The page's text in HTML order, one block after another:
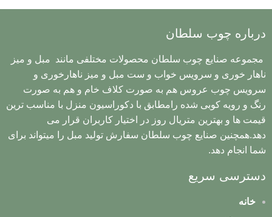
درباره چوب سلطان
مجموعه صنایع چوب سلطان محصولات مختلفی مانند مبل و میز
ناهار خوری و سرویس خواب و ست مبل و میز ناهارخوری و
سرویس چوب عروس هم به صورت کلاف خام و هم به صورت
رنگ و رویه کوبی شده رامطابق با دکوراسیون منزل با مناسب ترین
قیمت ها و بهترین متریال روز در اختیار کاربران قرار می
دهد.همچنین صنایع چوب سلطان سفارش تولید مبل را میتواند برای
شما انجام دهد.
دسترسی سریع
خانه